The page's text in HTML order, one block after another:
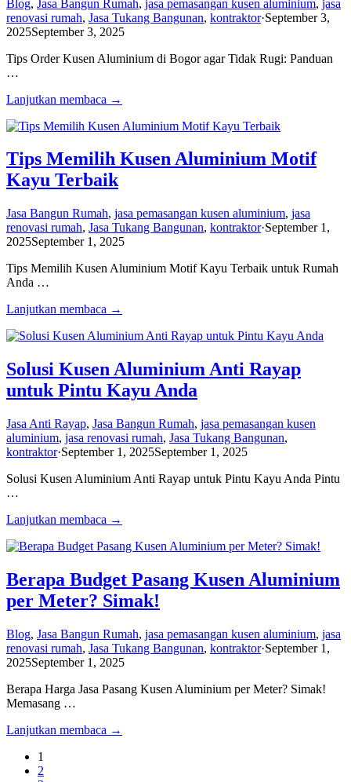
Blog, Jasa Bangun Rumah, jasa pemasangan kusen aluminium, jasa
renovasi rumah, Jasa Tukang Bangunan, kontraktor·September 3,
2025September 3, 2025
Tips Order Kusen Aluminium di Bogor agar Tidak Rugi: Panduan
…
Lanjutkan membaca →
Tips Memilih Kusen Aluminium Motif
Kayu Terbaik
Jasa Bangun Rumah, jasa pemasangan kusen aluminium, jasa
renovasi rumah, Jasa Tukang Bangunan, kontraktor·September 1,
2025September 1, 2025
Tips Memilih Kusen Aluminium Motif Kayu Terbaik untuk Rumah
Anda …
Lanjutkan membaca →
Solusi Kusen Aluminium Anti Rayap
untuk Pintu Kayu Anda
Jasa Anti Rayap, Jasa Bangun Rumah, jasa pemasangan kusen
aluminium, jasa renovasi rumah, Jasa Tukang Bangunan,
kontraktor·September 1, 2025September 1, 2025
Solusi Kusen Aluminium Anti Rayap untuk Pintu Kayu Anda Pintu
…
Lanjutkan membaca →
Berapa Budget Pasang Kusen Aluminium
per Meter? Simak!
Blog, Jasa Bangun Rumah, jasa pemasangan kusen aluminium, jasa
renovasi rumah, Jasa Tukang Bangunan, kontraktor·September 1,
2025September 1, 2025
Berapa Harga Jasa Pasang Kusen Aluminium per Meter? Simak!
Memasang …
Lanjutkan membaca →
1
2